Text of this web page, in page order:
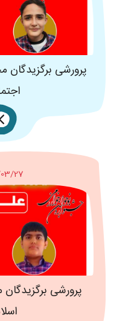
پرورشی برگزیدگان
27
پرورشی